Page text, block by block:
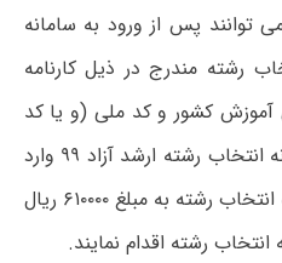
کارشناسی ارشد ۹۹ می توانند پس از ورود به سامانه
رشته مندرج در ذیل کارنامه
کشور و کد ملی (و یا کد
پیگیری اتباع خارجی) به سامانه انتخاب رشته ارشد آزاد ۹۹ وارد
شده و سپس با پرداخت هزینه انتخاب رشته به مبلغ ۶۱۰۰۰۰ ریال
رشته اقدام نمایند.